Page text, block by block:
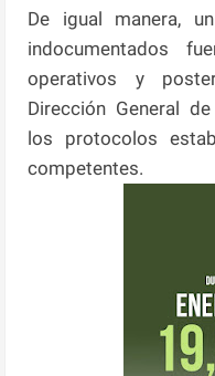
De igual manera,
indocumentados
operativos y
Dirección General
los protocolos
competentes.